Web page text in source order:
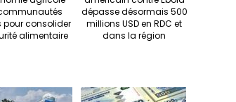
pour consolider
alimentaire
dépasse désormais 500
millions USD en RDC et
dans la région